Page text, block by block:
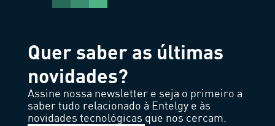
Quer saber as últimas
novidades?
Assine nossa newsletter e seja o primeiro a
saber tudo relacionado à Entelgy e às
novidades tecnológicas que nos cercam.